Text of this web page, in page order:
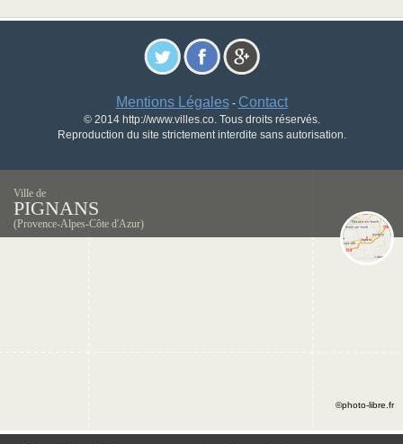
Mentions Légales- Contact
© 2014 http://www.villes.co. Tous droits réservés.
Reproduction du site strictement interdite sans autorisation.
Ville de
PIGNANS
(Provence-Alpes-Côte d'Azur)
©photo-libre.fr